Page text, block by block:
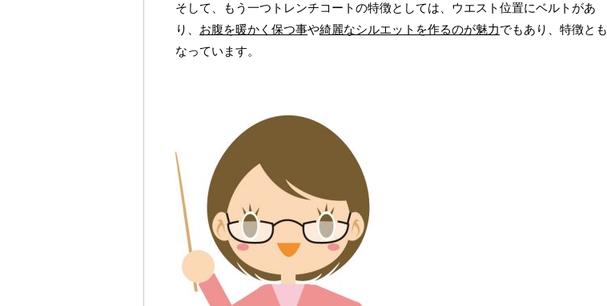
そして、もう一つトレンチコートの特徴としては、ウエスト位置にベルトがあ
り、 お腹を暖かく保つ事や綺麗なシルエットを作るのが魅力でもあり、特徴とも
なっています。